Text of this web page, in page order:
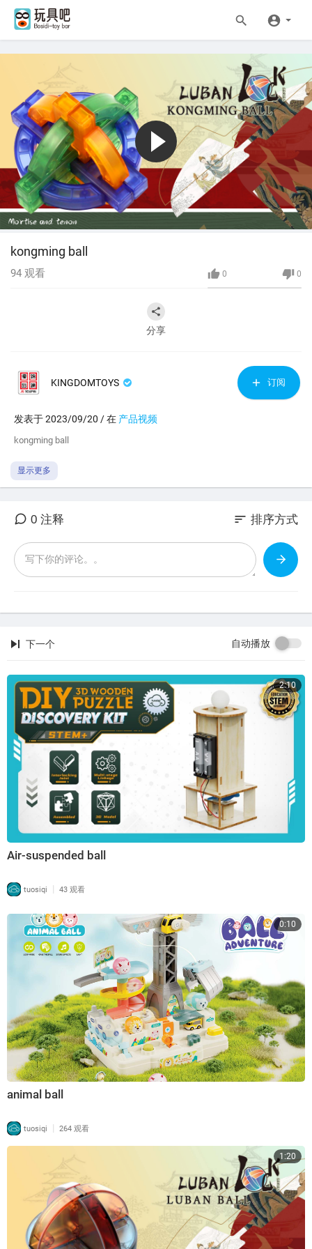
kongming ball
0 0
94 观看
分享
KINGDOMTOYS 订阅
发表于 2023/09/20 / 在 产品视频
⁣kongming ball
显示更多
0 注释 sort 排序方式
下一个 自动播放
2:10
Air-suspended ball
tuosiqi | 43 观看
0:10
animal ball
tuosiqi | 264 观看
1:20